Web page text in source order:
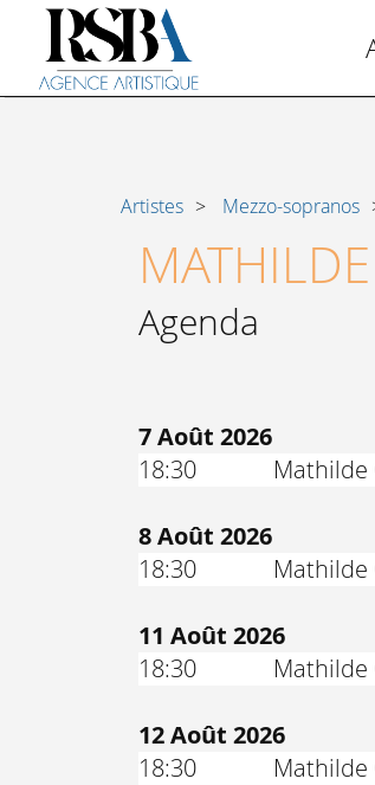
Artistes Mezzo-sopranos
Agenda
7 Août 2026
18:30
Mathilde
8 Août 2026
18:30
Mathilde
11 Août 2026
18:30
Mathilde
12 Août 2026
18:30
Mathilde